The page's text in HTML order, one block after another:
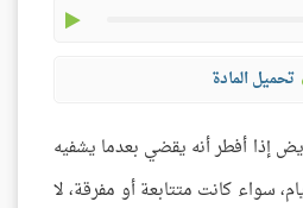
تحميل المادة
إذا أفطر أنه يقضي بعدما يشفيه
سواء كانت متتابعة أو مفرقة، لا